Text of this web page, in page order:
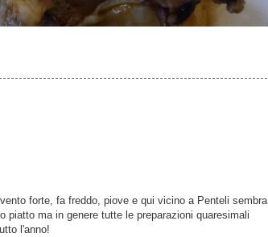
forte, fa freddo, piove e qui vicino a Penteli sembra
ma in genere tutte le preparazioni quaresimali
l'anno!